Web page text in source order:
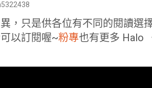
，只是供各位有不同的閱讀選
以訂閱喔~粉專也有更多 Halo